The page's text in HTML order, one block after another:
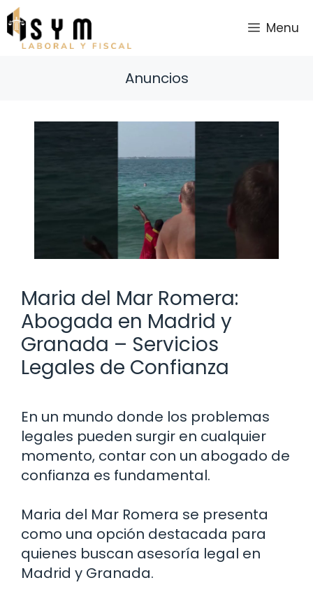
Saltar
al
contenido
Menu
Anuncios
Maria del Mar Romera:
Abogada en Madrid y
Granada – Servicios
Legales de Confianza
En un mundo donde los problemas
legales pueden surgir en cualquier
momento, contar con un abogado de
confianza es fundamental.
Maria del Mar Romera se presenta
como una opción destacada para
quienes buscan asesoría legal en
Madrid y Granada.